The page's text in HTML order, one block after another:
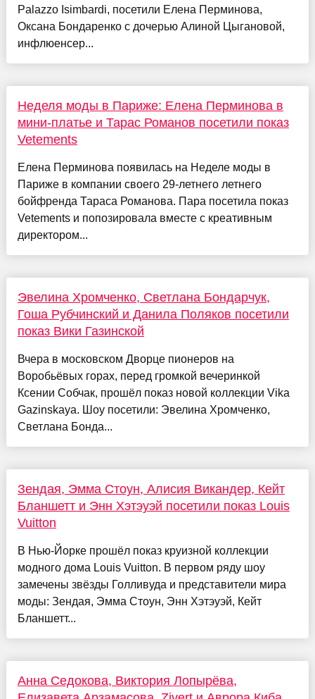
Palazzo Isimbardi, посетили Елена Перминова,
Оксана Бондаренко с дочерью Алиной Цыгановой,
инфлюенсер...
Неделя моды в Париже: Елена Перминова в
мини-платье и Тарас Романов посетили показ
Vetements
Елена Перминова появилась на Неделе моды в
Париже в компании своего 29-летнего летнего
бойфренда Тараса Романова. Пара посетила показ
Vetements и попозировала вместе с креативным
директором...
Эвелина Хромченко, Светлана Бондарчук,
Гоша Рубчинский и Данила Поляков посетили
показ Вики Газинской
Вчера в московском Дворце пионеров на
Воробьёвых горах, перед громкой вечеринкой
Ксении Собчак, прошёл показ новой коллекции Vika
Gazinskaya. Шоу посетили: Эвелина Хромченко,
Светлана Бонда...
Зендая, Эмма Стоун, Алисия Викандер, Кейт
Бланшетт и Энн Хэтэуэй посетили показ Louis
Vuitton
В Нью-Йорке прошёл показ круизной коллекции
модного дома Louis Vuitton. В первом ряду шоу
замечены звёзды Голливуда и представители мира
моды: Зендая, Эмма Стоун, Энн Хэтэуэй, Кейт
Бланшетт...
Анна Седокова, Виктория Лопырёва,